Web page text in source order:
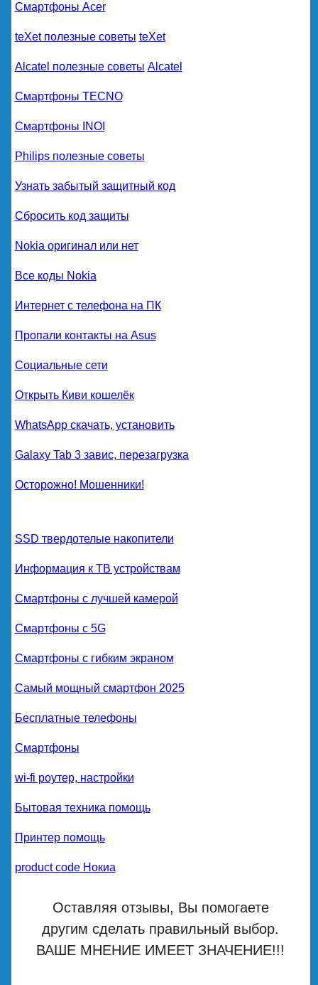
Смартфоны Acer
teXet полезные советы teXet
Alcatel полезные советы Alcatel
Смартфоны TECNO
Смартфоны INOI
Philips полезные советы
Узнать забытый защитный код
Сбросить код защиты
Nokia оригинал или нет
Все коды Nokia
Интернет с телефона на ПК
Пропали контакты на Asus
Социальные сети
Открыть Киви кошелёк
WhatsApp скачать, установить
Galaxy Tab 3 завис, перезагрузка
Осторожно! Мошенники!
SSD твердотелые накопители
Информация к ТВ устройствам
Смартфоны с лучшей камерой
Смартфоны с 5G
Смартфоны с гибким экраном
Самый мощный смартфон 2025
Бесплатные телефоны
Смартфоны
wi-fi роутер, настройки
Бытовая техника помощь
Принтер помощь
product code Нокиа
Оставляя отзывы, Вы помогаете
другим сделать правильный выбор.
ВАШЕ МНЕНИЕ ИМЕЕТ ЗНАЧЕНИЕ!!!